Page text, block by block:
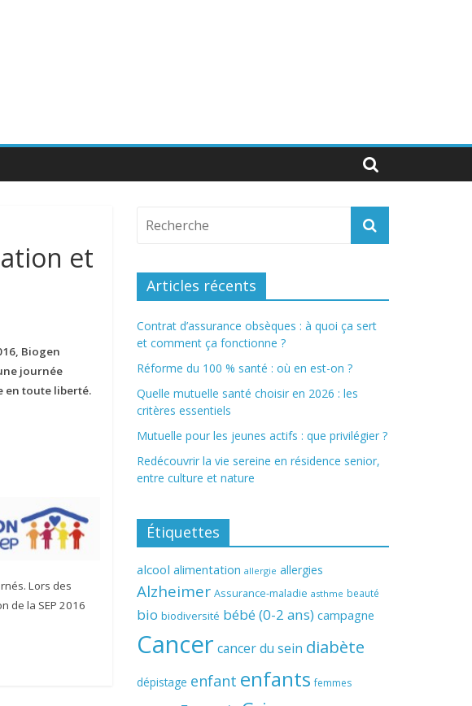
et
Biogen
journée
en toute liberté.
Lors des
de la SEP 2016
Articles récents
Contrat d’assurance obsèques : à quoi ça sert
et comment ça fonctionne ?
Réforme du 100 % santé : où en est-on ?
Quelle mutuelle santé choisir en 2026 : les
critères essentiels
Mutuelle pour les jeunes actifs : que privilégier ?
Redécouvrir la vie sereine en résidence senior,
entre culture et nature
Étiquettes
alcool alimentation allergie allergies
Alzheimer Assurance-maladie asthme beauté
bio biodiversité bébé (0-2 ans) campagne
Cancer cancer du sein diabète
dépistage enfant enfants femmes